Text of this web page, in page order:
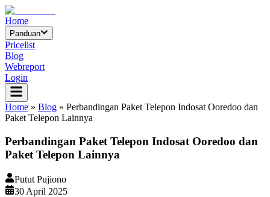
Home
Panduan
Pricelist
Blog
Webreport
Login
Home » Blog » Perbandingan Paket Telepon Indosat Ooredoo dan
Paket Telepon Lainnya
Perbandingan Paket Telepon Indosat Ooredoo dan
Paket Telepon Lainnya
Putut Pujiono
30 April 2025